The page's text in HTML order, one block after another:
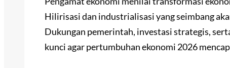
Hilirisasi dan industrialisasi yang seimbang
Dukungan pemerintah, investasi strategis,
kunci agar pertumbuhan ekonomi 2026